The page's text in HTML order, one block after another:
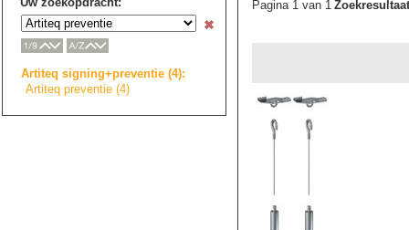
Artiteq signing+preventie (4):
Artiteq preventie (4)
Pagina 1 van 1Zoekresultaat